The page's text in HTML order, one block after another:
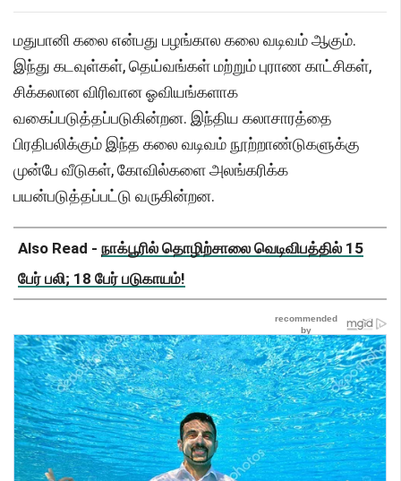
மதுபானி கலை என்பது பழங்கால கலை வடிவம் ஆகும்.
இந்து கடவுள்கள், தெய்வங்கள் மற்றும் புராண காட்சிகள்,
சிக்கலான விரிவான ஓவியங்களாக
வகைப்படுத்தப்படுகின்றன. இந்திய கலாசாரத்தை
பிரதிபலிக்கும் இந்த கலை வடிவம் நூற்றாண்டுகளுக்கு
முன்பே வீடுகள், கோவில்களை அலங்கரிக்க
பயன்படுத்தப்பட்டு வருகின்றன.
Also Read - நாக்பூரில் தொழிற்சாலை வெடிவிபத்தில் 15
பேர் பலி; 18 பேர் படுகாயம்!